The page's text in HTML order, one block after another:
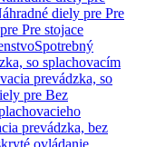
diely pre Pre
Pre stojace
Spotrebný
so splachovacím
prevádzka, so
pre Bez
prevádzka, bez
ovládanie